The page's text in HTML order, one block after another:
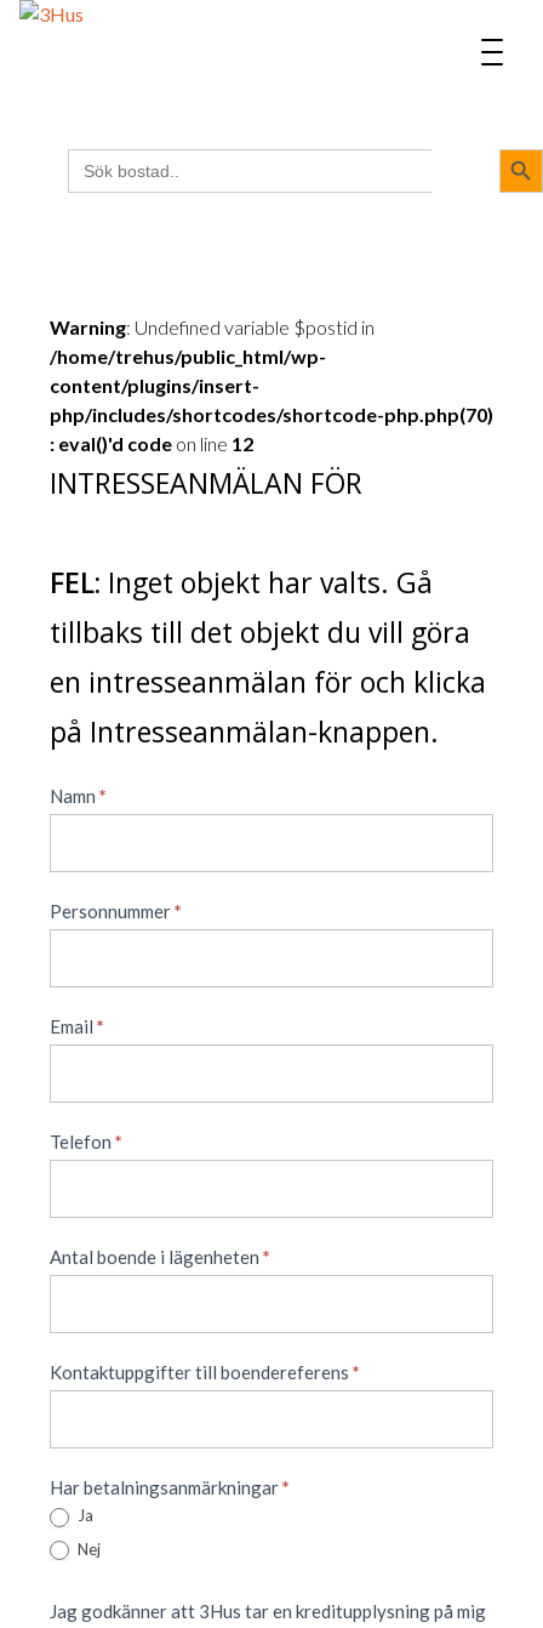
Sök
efter:
Warning: Undefined variable $postid in
/home/trehus/public_html/wp-
content/plugins/insert-
php/includes/shortcodes/shortcode-php.php(70)
: eval()'d codeon line 12
Intresseanmälan
- uthyres
INTRESSEANMÄLAN FÖR
FEL: Inget objekt har valts. Gå
tillbaks till det objekt du vill göra
en intresseanmälan för och klicka
på Intresseanmälan-knappen.
Namn *
Personnummer*
Email *
Telefon *
Antal boende i lägenheten *
Kontaktuppgifter till boendereferens *
Har betalningsanmärkningar*
Ja
Nej
Jag godkänner att 3Hus tar en kreditupplysning på mig